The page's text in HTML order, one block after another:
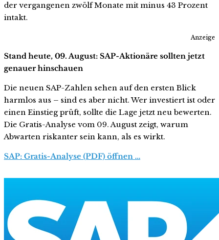
der vergangenen zwölf Monate mit minus 43 Prozent
intakt.
Anzeige
Stand heute, 09. August: SAP-Aktionäre sollten jetzt
genauer hinschauen
Die neuen SAP-Zahlen sehen auf den ersten Blick
harmlos aus – sind es aber nicht. Wer investiert ist oder
einen Einstieg prüft, sollte die Lage jetzt neu bewerten.
Die Gratis-Analyse vom 09. August zeigt, warum
Abwarten riskanter sein kann, als es wirkt.
SAP: Gratis-Analyse (PDF) öffnen …